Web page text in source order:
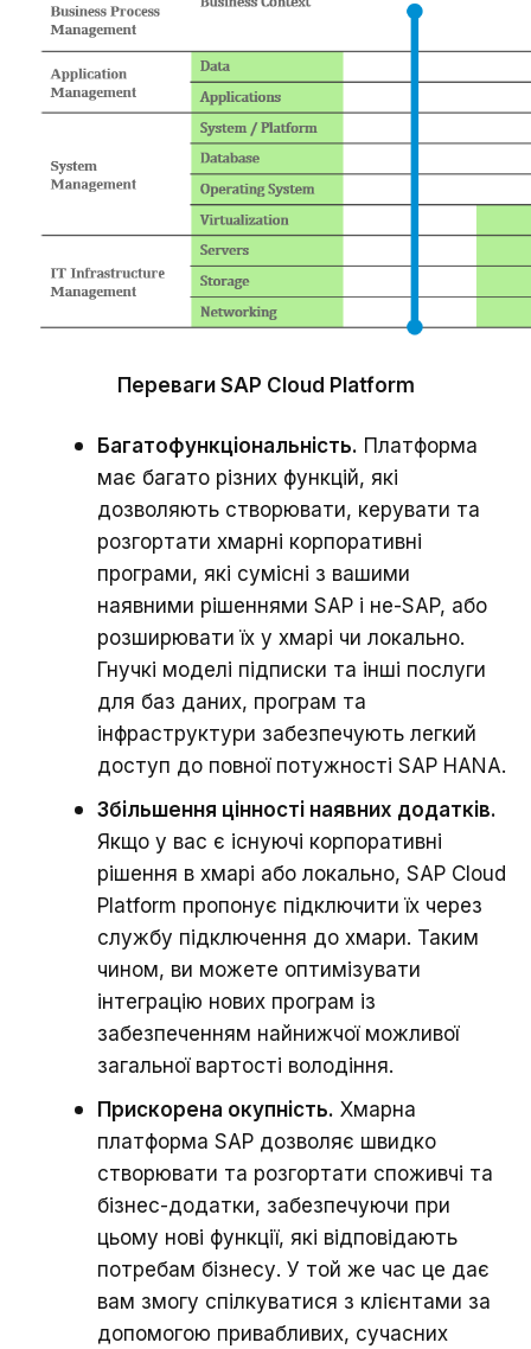
Переваги SAP Cloud Platform
Багатофункціональність. Платформа
має багато різних функцій, які
дозволяють створювати, керувати та
розгортати хмарні корпоративні
програми, які сумісні з вашими
наявними рішеннями SAP і не-SAP, або
розширювати їх у хмарі чи локально.
Гнучкі моделі підписки та інші послуги
для баз даних, програм та
інфраструктури забезпечують легкий
доступ до повної потужності SAP HANA.
Збільшення цінності наявних додатків.
Якщо у вас є існуючі корпоративні
рішення в хмарі або локально, SAP Cloud
Platform пропонує підключити їх через
службу підключення до хмари. Таким
чином, ви можете оптимізувати
інтеграцію нових програм із
забезпеченням найнижчої можливої ​​
загальної вартості володіння.
Прискорена окупність. Хмарна
платформа SAP дозволяє швидко
створювати та розгортати споживчі та
бізнес-додатки, забезпечуючи при
цьому нові функції, які відповідають
потребам бізнесу. У той же час це дає
вам змогу спілкуватися з клієнтами за
допомогою привабливих, сучасних